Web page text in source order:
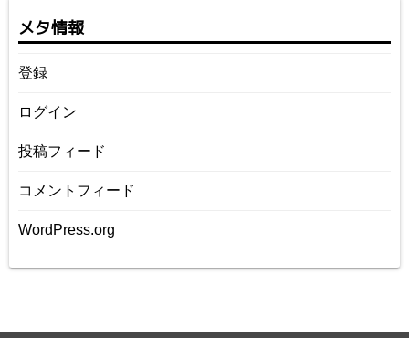
メタ情報
登録
ログイン
投稿フィード
コメントフィード
WordPress.org